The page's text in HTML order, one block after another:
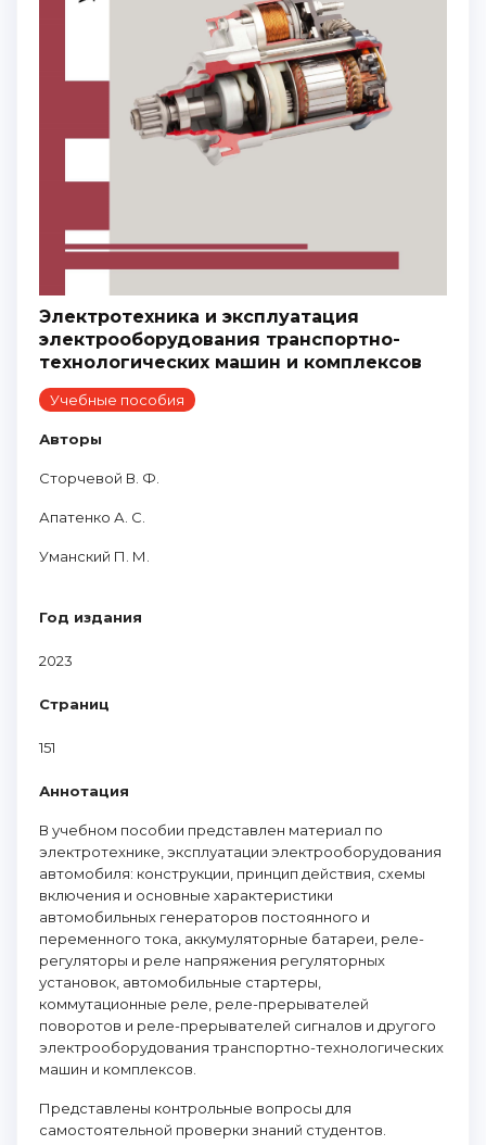
Электротехника и эксплуатация
электрооборудования транспортно-
технологических машин и комплексов
Учебные пособия
Авторы
Сторчевой В. Ф.
Апатенко А. С.
Уманский П. М.
Год издания
2023
Страниц
151
Аннотация
В учебном пособии представлен материал по
электротехнике, эксплуатации электрооборудования
автомобиля: конструкции, принцип действия, схемы
включения и основные характеристики
автомобильных генераторов постоянного и
переменного тока, аккумуляторные батареи, реле-
регуляторы и реле напряжения регуляторных
установок, автомобильные стартеры,
коммутационные реле, реле-прерывателей
поворотов и реле-прерывателей сигналов и другого
электрооборудования транспортно-технологических
машин и комплексов.
Представлены контрольные вопросы для
самостоятельной проверки знаний студентов.